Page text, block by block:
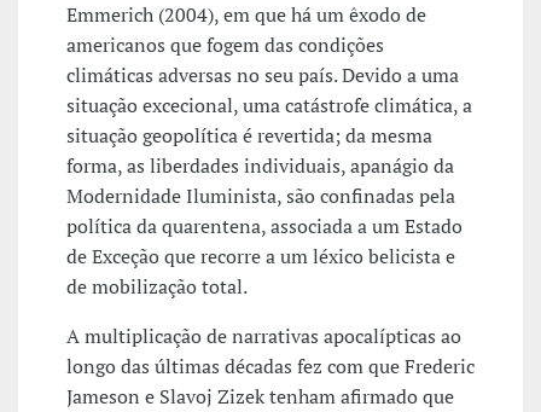
Emmerich (2004), em que há um êxodo de
americanos que fogem das condições
climáticas adversas no seu país. Devido a uma
situação excecional, uma catástrofe climática, a
situação geopolítica é revertida; da mesma
forma, as liberdades individuais, apanágio da
Modernidade Iluminista, são confinadas pela
política da quarentena, associada a um Estado
de Exceção que recorre a um léxico belicista e
de mobilização total.
A multiplicação de narrativas apocalípticas ao
longo das últimas décadas fez com que Frederic
Jameson e Slavoj Zizek tenham afirmado que